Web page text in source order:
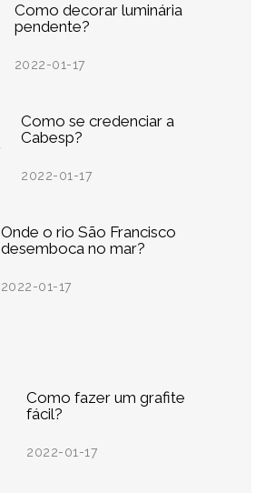
Como decorar luminária
pendente?
2022-01-17
Como se credenciar a
Cabesp?
2022-01-17
Onde o rio São Francisco
desemboca no mar?
2022-01-17
Como fazer um grafite
fácil?
2022-01-17